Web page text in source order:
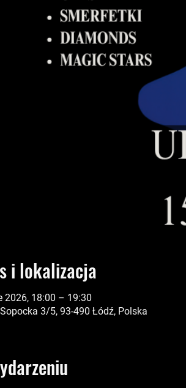
i lokalizacja
2026, 18:00 – 19:30
3/5, 93-490 Łódź, Polska